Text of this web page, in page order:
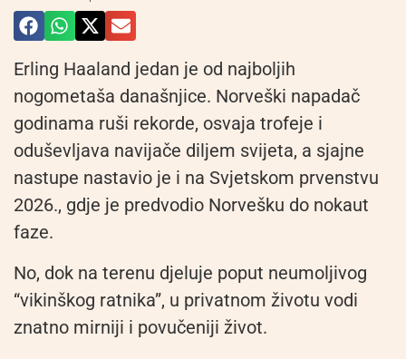
Erling Haaland jedan je od najboljih
nogometaša današnjice. Norveški napadač
godinama ruši rekorde, osvaja trofeje i
oduševljava navijače diljem svijeta, a sjajne
nastupe nastavio je i na Svjetskom prvenstvu
2026., gdje je predvodio Norvešku do nokaut
faze.
No, dok na terenu djeluje poput neumoljivog
“vikinškog ratnika”, u privatnom životu vodi
znatno mirniji i povučeniji život.